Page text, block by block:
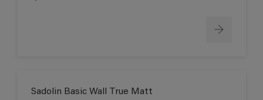
Sadolin Basic Wall True Matt